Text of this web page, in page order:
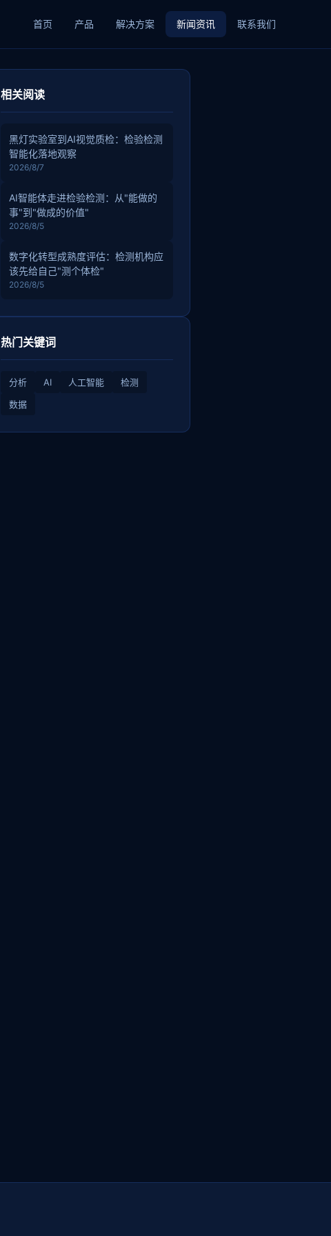
首页 产品 解决方案 新闻资讯 联系我们
相关阅读
黑灯实验室到AI视觉质检：检验检测
智能化落地观察
2026/8/7
AI智能体走进检验检测：从"能做的
事"到"做成的价值"
2026/8/5
数字化转型成熟度评估：检测机构应
该先给自己"测个体检"
2026/8/5
热门关键词
分析 AI 人工智能
检测
数据